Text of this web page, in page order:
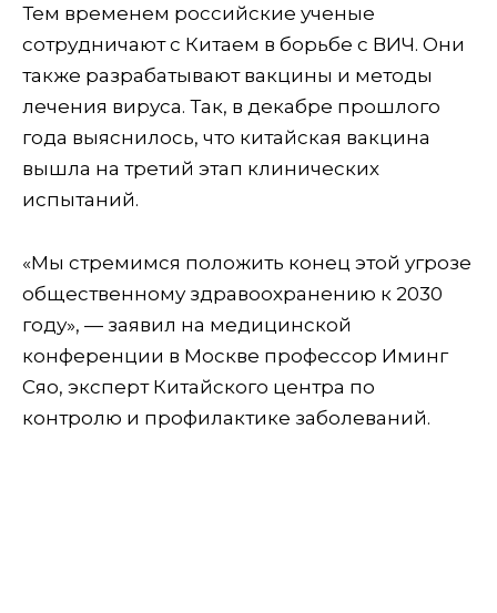
Тем временем российские ученые
сотрудничают с Китаем в борьбе с ВИЧ. Они
также разрабатывают вакцины и методы
лечения вируса. Так, в декабре прошлого
года выяснилось, что китайская вакцина
вышла на третий этап клинических
испытаний.
«Мы стремимся положить конец этой угрозе
общественному здравоохранению к 2030
году», — заявил на медицинской
конференции в Москве профессор Иминг
Сяо, эксперт Китайского центра по
контролю и профилактике заболеваний.